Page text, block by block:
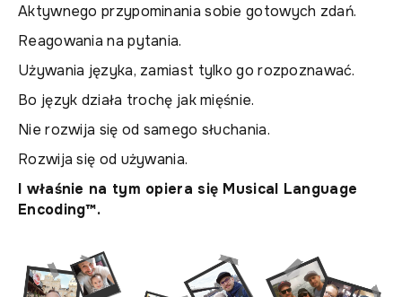
Aktywnego przypominania sobie gotowych zdań.
Reagowania na pytania.
Używania języka, zamiast tylko go rozpoznawać.
Bo język działa trochę jak mięśnie.
Nie rozwija się od samego słuchania.
Rozwija się od używania.
I właśnie na tym opiera się Musical Language
Encoding™.